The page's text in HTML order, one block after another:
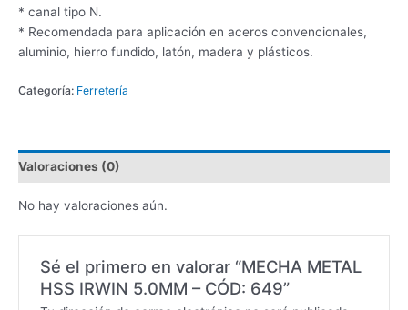
* canal tipo N.
* Recomendada para aplicación en aceros convencionales,
aluminio, hierro fundido, latón, madera y plásticos.
Categoría: Ferretería
Valoraciones (0)
No hay valoraciones aún.
Sé el primero en valorar “MECHA METAL
HSS IRWIN 5.0MM – CÓD: 649”